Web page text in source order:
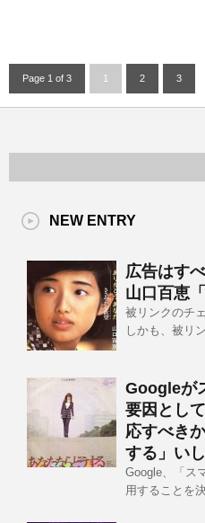
Page 1 of 3 1 2 3
NEW ENTRY
広告はす
山口百恵
被リンクのチ
しかも、被リ
Googleが
要因とし
応すべき
する」い
Google、「ス
用することを